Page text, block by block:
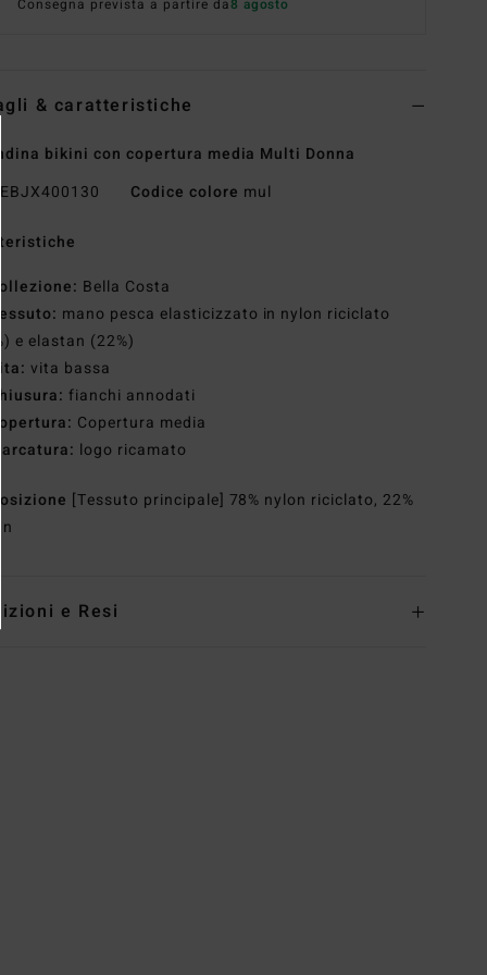
Consegna prevista a partire da8 agosto
& caratteristiche
bikini con copertura media Multi Donna
EBJX400130 Codice colore mul
Collezione: Bella Costa
Tessuto: mano pesca elasticizzato in nylon riciclato
e elastan (22%)
Vita: vita bassa
Chiusura: fianchi annodati
Copertura: Copertura media
Marcatura: logo ricamato
[Tessuto principale] 78% nylon riciclato, 22%
e Resi